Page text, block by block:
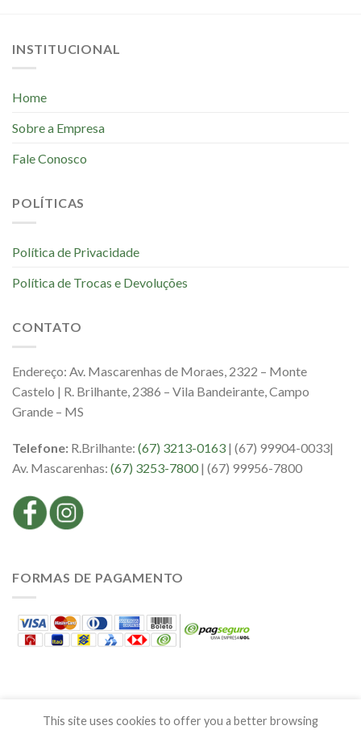
INSTITUCIONAL
Home
Sobre a Empresa
Fale Conosco
POLÍTICAS
Política de Privacidade
Política de Trocas e Devoluções
CONTATO
Endereço: Av. Mascarenhas de Moraes, 2322 – Monte
Castelo | R. Brilhante, 2386 – Vila Bandeirante, Campo
Grande – MS
Telefone: R.Brilhante: (67) 3213-0163 | (67) 99904-0033|
Av. Mascarenhas: (67) 3253-7800 | (67) 99956-7800
FORMAS DE PAGAMENTO
This site uses cookies to offer you a better browsing